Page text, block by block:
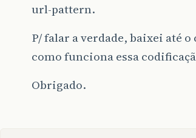
url-pattern.
P/ falar a verdade, baixei até
como funciona essa
Obrigado.